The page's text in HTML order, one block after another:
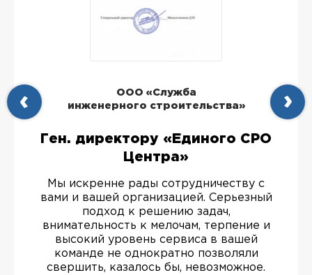
ООО «Служба
инженерного строительства»
Ген. директору «Единого СРО
Центра»
Мы искренне рады сотрудничеству с
вами и вашей организацией. Серьезный
подход к решению задач,
внимательность к мелочам, терпение и
высокий уровень сервиса в вашей
команде не однократно позволяли
свершить, казалось бы, невозможное.